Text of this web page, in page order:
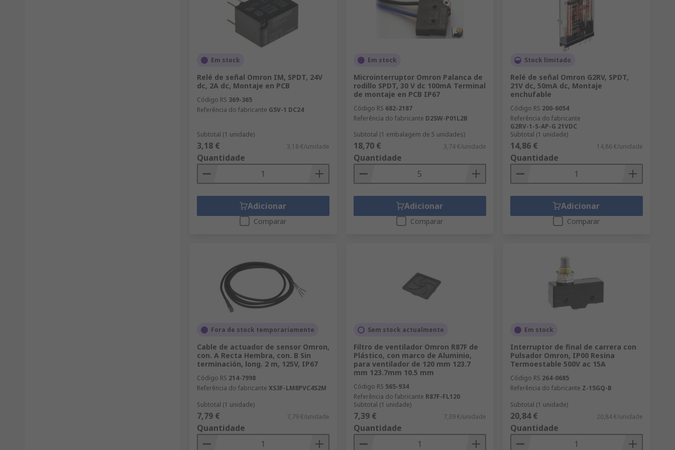
Em stock
Relé de señal Omron IM, SPDT, 24V
dc, 2A dc, Montaje en PCB
Código RS 369-365
Referência do fabricante G5V-1 DC24
Subtotal (1 unidade)
3,18 € 3,18 €/unidade
Quantidade
Adicionar
Comparar
Em stock
Microinterruptor Omron Palanca de
rodillo SPDT, 30 V dc 100mA Terminal
de montaje en PCB IP67
Código RS 682-2187
Referência do fabricante D2SW-P01L2B
Subtotal (1 embalagem de 5 unidades)
18,70 € 3,74 €/unidade
Quantidade
Adicionar
Comparar
Stock limitado
Relé de señal Omron G2RV, SPDT,
21V dc, 50mA dc, Montaje
enchufable
Código RS 200-6054
Referência do fabricante
G2RV-1-S-AP-G 21VDC
Subtotal (1 unidade)
14,86 € 14,86 €/unidade
Quantidade
Adicionar
Comparar
Fora de stock temporariamente
Cable de actuador de sensor Omron,
con. A Recta Hembra, con. B Sin
terminación, long. 2 m, 125V, IP67
Código RS 214-7998
Referência do fabricante XS3F-LM8PVC4S2M
Subtotal (1 unidade)
7,79 € 7,79 €/unidade
Quantidade
Sem stock actualmente
Filtro de ventilador Omron R87F de
Plástico, con marco de Aluminio,
para ventilador de 120 mm 123.7
mm 123.7mm 10.5 mm
Código RS 565-934
Referência do fabricante R87F-FL120
Subtotal (1 unidade)
7,39 € 7,39 €/unidade
Quantidade
Em stock
Interruptor de final de carrera con
Pulsador Omron, IP00 Resina
Termoestable 500V ac 15A
Código RS 264-0685
Referência do fabricante Z-15GQ-B
Subtotal (1 unidade)
20,84 € 20,84 €/unidade
Quantidade